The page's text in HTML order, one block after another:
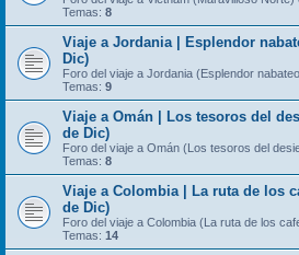
Temas: 8
Viaje a Jordania | Esplendor
Dic)
Foro del viaje a Jordania (Esplendor
Temas: 9
Viaje a Omán | Los tesoros del
de Dic)
Foro del viaje a Omán (Los tesoros del
Temas: 8
Viaje a Colombia | La ruta de los
de Dic)
Foro del viaje a Colombia (La ruta de los
Temas: 14